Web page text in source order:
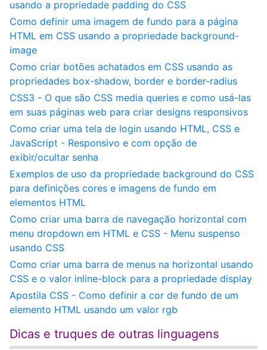
usando a propriedade padding do CSS
Como definir uma imagem de fundo para a página
HTML em CSS usando a propriedade background-
image
Como criar botões achatados em CSS usando as
propriedades box-shadow, border e border-radius
CSS3 - O que são CSS media queries e como usá-las
em suas páginas web para criar designs responsivos
Como criar uma tela de login usando HTML, CSS e
JavaScript - Responsivo e com opção de
exibir/ocultar senha
Exemplos de uso da propriedade background do CSS
para definições cores e imagens de fundo em
elementos HTML
Como criar uma barra de navegação horizontal com
menu dropdown em HTML e CSS - Menu suspenso
usando CSS
Como criar uma barra de menus na horizontal usando
CSS e o valor inline-block para a propriedade display
Apostila CSS - Como definir a cor de fundo de um
elemento HTML usando um valor rgb
Dicas e truques de outras linguagens